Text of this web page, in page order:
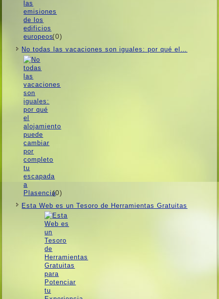
(0)
No todas las vacaciones son iguales: por qué el…
(0)
Esta Web es un Tesoro de Herramientas Gratuitas